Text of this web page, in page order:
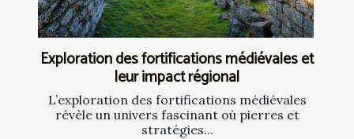
Exploration des fortifications médiévales et
leur impact régional
L’exploration des fortifications médiévales
révèle un univers fascinant où pierres et
stratégies...